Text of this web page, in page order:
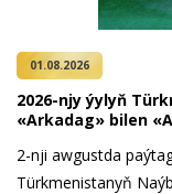
01.08.2026
2026-njy ýylyň
«Arkadag» bilen
2-nji awgustda
Türkmenistanyň